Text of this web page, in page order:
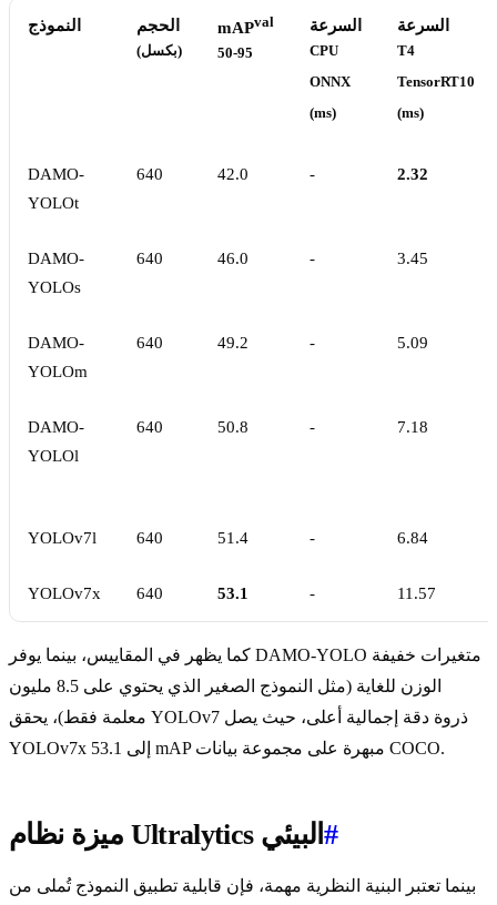
النموذج الحجم
(بكسل)
mAPval
50-95
السرعة
CPU
ONNX
(ms)
السرعة
T4
TensorRT10
(ms)
DAMO-
YOLOt
640 42.0 - 2.32
DAMO-
YOLOs
640 46.0 - 3.45
DAMO-
YOLOm
640 49.2 - 5.09
DAMO-
YOLOl
640 50.8 - 7.18
YOLOv7l 640 51.4 - 6.84
YOLOv7x 640 53.1 - 11.57
كما يظهر في المقاييس، بينما يوفر DAMO-YOLO متغيرات خفيفة
الوزن للغاية (مثل النموذج الصغير الذي يحتوي على 8.5 مليون
معلمة فقط)، يحقق YOLOv7 ذروة دقة إجمالية أعلى، حيث يصل
YOLOv7x إلى 53.1 mAP مبهرة على مجموعة بيانات COCO.
ميزة نظام Ultralytics البيئي #
بينما تعتبر البنية النظرية مهمة، فإن قابلية تطبيق النموذج تُملى من